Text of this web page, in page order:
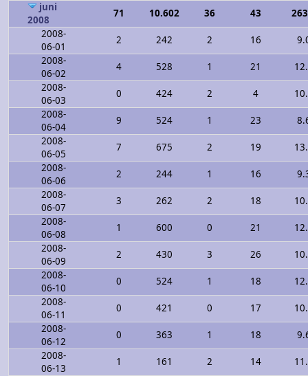
juni
2008
71 10.602 36 43
2008-
06-01
2 242 2 16
2008-
06-02
4 528 1 21
2008-
06-03
0 424 2 4
2008-
06-04
9 524 1 23
2008-
06-05
7 675 2 19
2008-
06-06
2 244 1 16
2008-
06-07
3 262 2 18
2008-
06-08
1 600 0 21
2008-
06-09
2 430 3 26
2008-
06-10
0 524 1 18
2008-
06-11
0 421 0 17
2008-
06-12
0 363 1 18
2008-
06-13
1 161 2 14